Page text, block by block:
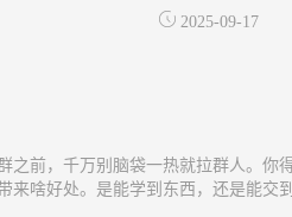
2025-09-17
之前，千万别脑袋一热就拉群人。你
来啥好处。是能学到东西，还是能交到